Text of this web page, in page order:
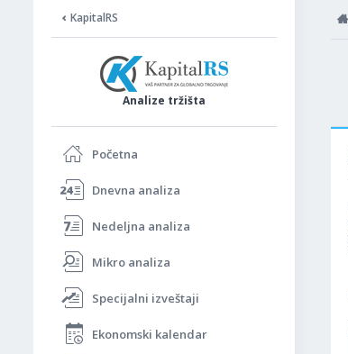
KapitalRS
Analize tržišta
Početna
Dnevna analiza
Nedeljna analiza
Mikro analiza
Specijalni izveštaji
Ekonomski kalendar